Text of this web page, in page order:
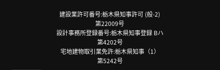
建設業許可番号:栃木県知事許可 (般-2)
第22009号
設計事務所登録番号:栃木県知事登録 Bハ
第4202号
宅地建物取引業免許:栃木県知事（1）
第5242号